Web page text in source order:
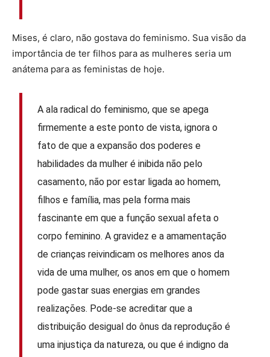
Mises, é claro, não gostava do feminismo. Sua visão da
importância de ter filhos para as mulheres seria um
anátema para as feministas de hoje.
A ala radical do feminismo, que se apega
firmemente a este ponto de vista, ignora o
fato de que a expansão dos poderes e
habilidades da mulher é inibida não pelo
casamento, não por estar ligada ao homem,
filhos e família, mas pela forma mais
fascinante em que a função sexual afeta o
corpo feminino. A gravidez e a amamentação
de crianças reivindicam os melhores anos da
vida de uma mulher, os anos em que o homem
pode gastar suas energias em grandes
realizações. Pode-se acreditar que a
distribuição desigual do ônus da reprodução é
uma injustiça da natureza, ou que é indigno da